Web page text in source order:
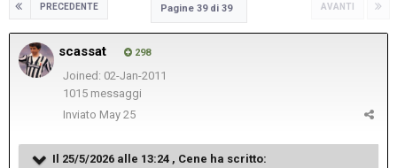
PRECEDENTE AVANTI
Pagine 39 di 39
scassat 298
Joined: 02-Jan-2011
1015 messaggi
Inviato May 25
Il 25/5/2026 alle 13:24 , Cene ha scritto: